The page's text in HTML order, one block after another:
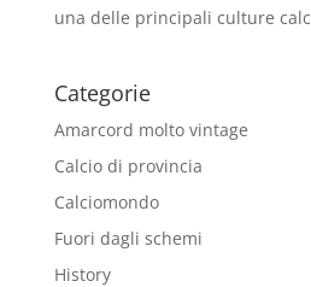
una delle principali culture
Categorie
Amarcord molto vintage
Calcio di provincia
Calciomondo
Fuori dagli schemi
History